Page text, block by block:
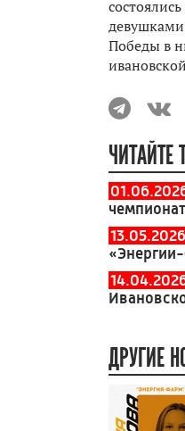
Победы в
ЧИТАЙТЕ
ДРУГИЕ